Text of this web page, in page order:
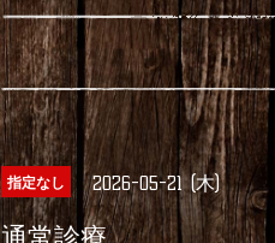
指定なし 2026-05-21 (木)